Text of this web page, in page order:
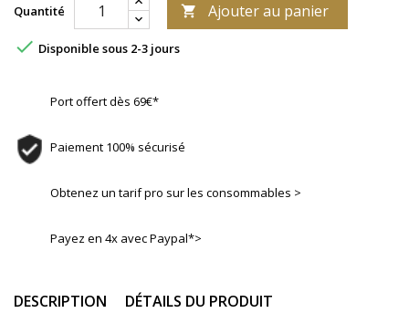
Quantité  Ajouter au panier
 Disponible sous 2-3 jours
Port offert dès 69€*
Paiement 100% sécurisé
Obtenez un tarif pro sur les consommables >
Payez en 4x avec Paypal*>
DESCRIPTION DÉTAILS DU PRODUIT